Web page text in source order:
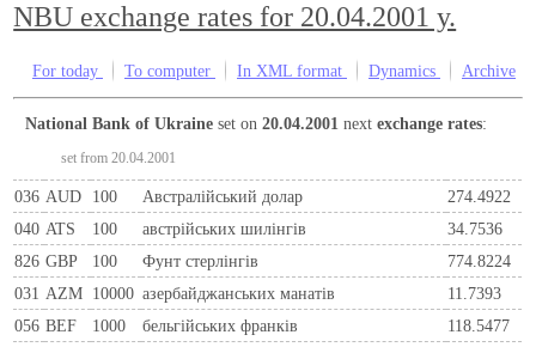
NBU exchange rates for 20.04.2001 y.
For today To computer In XML format Dynamics Archive
National Bank of Ukraine set on20.04.2001 nextexchange rates:
set from 20.04.2001
036 AUD 100 Австралійський долар
274.4922
040 ATS 100 австрiйських шилiнгiв
34.7536
826 GBP 100 Фунт стерлінгів
774.8224
031 AZM 10000 азербайджанських манатів
11.7393
056 BEF 1000 бельгiйських франкiв
118.5477